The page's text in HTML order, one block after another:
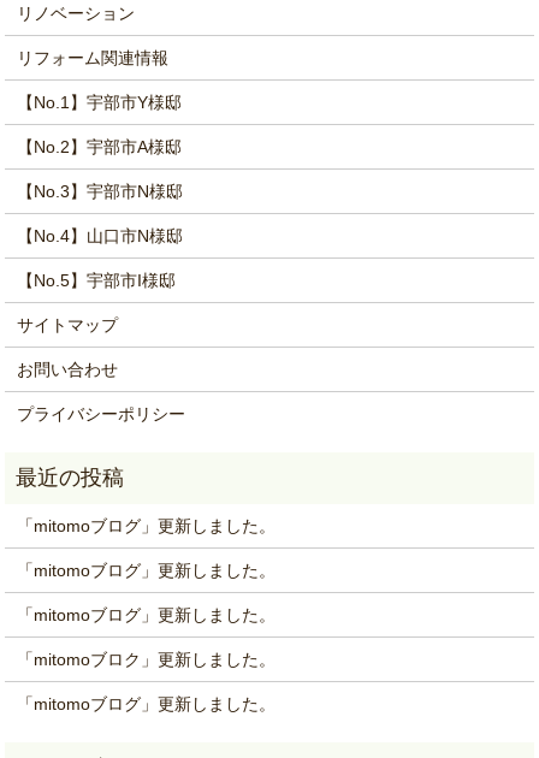
リノベーション
リフォーム関連情報
【No.1】宇部市Y様邸
【No.2】宇部市A様邸
【No.3】宇部市N様邸
【No.4】山口市N様邸
【No.5】宇部市I様邸
サイトマップ
お問い合わせ
プライバシーポリシー
「mitomoブログ」更新しました。
「mitomoブログ」更新しました。
「mitomoブログ」更新しました。
「mitomoブロク」更新しました。
「mitomoブログ」更新しました。